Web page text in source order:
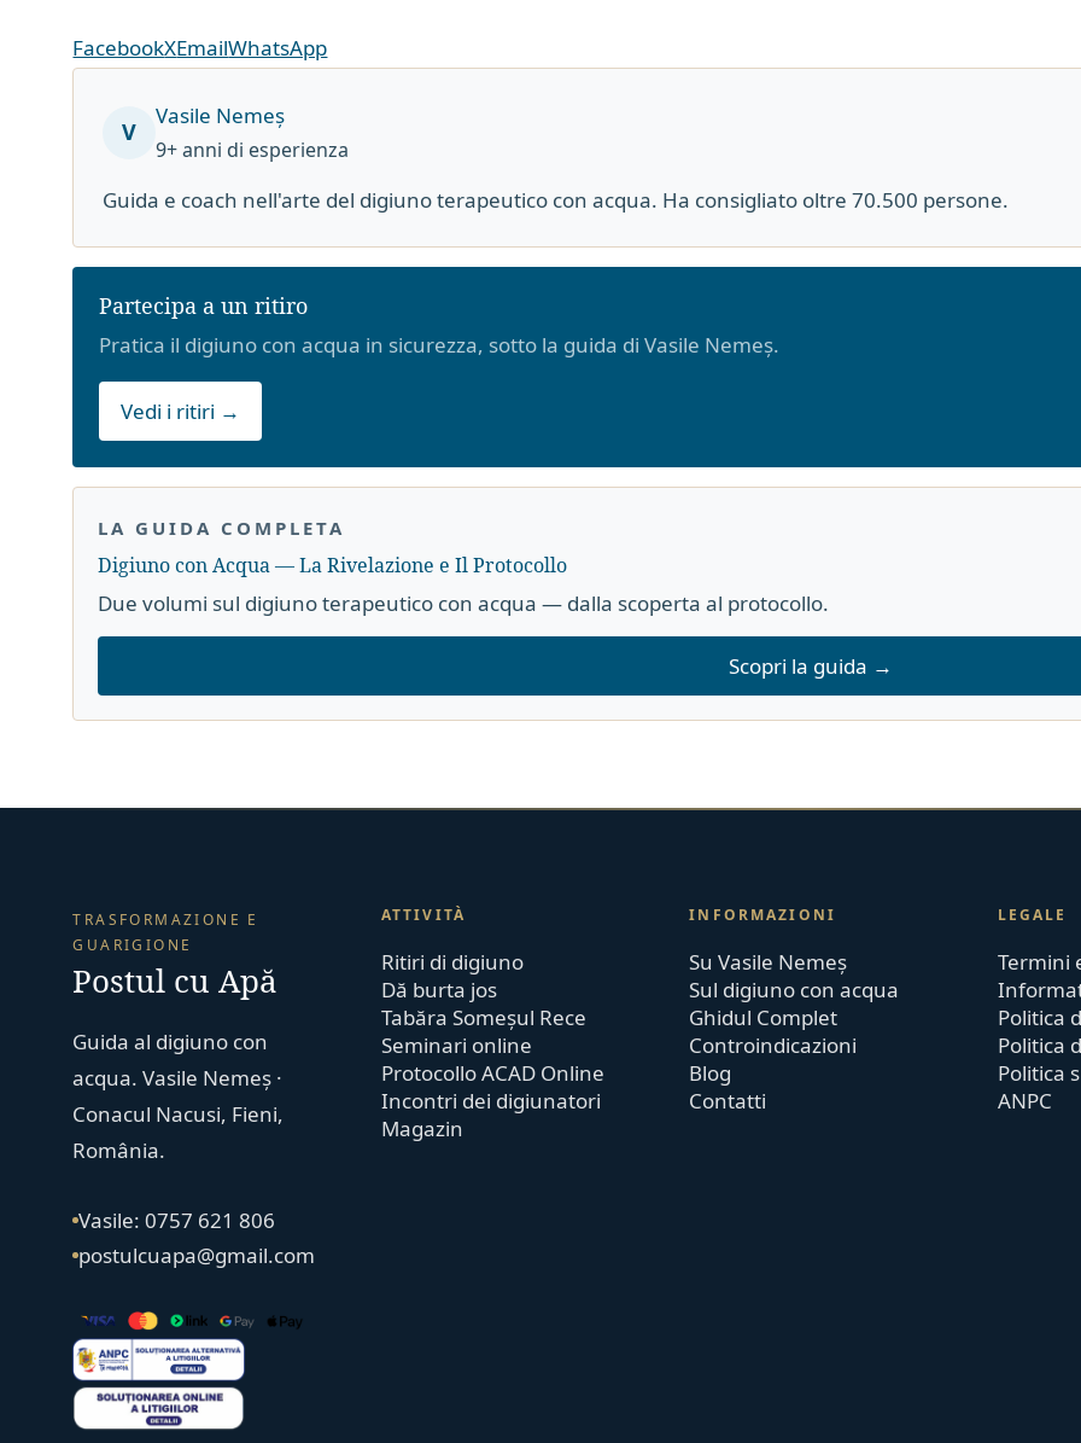
FacebookXEmailWhatsApp
V
Vasile Nemeș
9+ anni di esperienza
Guida e coach nell'arte del digiuno terapeutico con acqua. Ha consigliato oltre 70.500 persone.
Partecipa a un ritiro
Pratica il digiuno con acqua in sicurezza, sotto la guida di Vasile Nemeș.
Vedi i ritiri →
LA GUIDA COMPLETA
Digiuno con Acqua — La Rivelazione e Il Protocollo
Due volumi sul digiuno terapeutico con acqua — dalla scoperta al protocollo.
Scopri la guida →
TRASFORMAZIONE E
GUARIGIONE
Postul cu Apă
Guida al digiuno con
acqua. Vasile Nemeș ·
Conacul Nacusi, Fieni,
România.
Vasile: 0757 621 806
postulcuapa@gmail.com
ATTIVITÀ
Ritiri di digiuno
Dă burta jos
Tabăra Someșul Rece
Seminari online
Protocollo ACAD Online
Incontri dei digiunatori
Magazin
INFORMAZIONI
Su Vasile Nemeș
Sul digiuno con acqua
Ghidul Complet
Controindicazioni
Blog
Contatti
LEGALE
Termini
Politica
Politica
Politica
ANPC